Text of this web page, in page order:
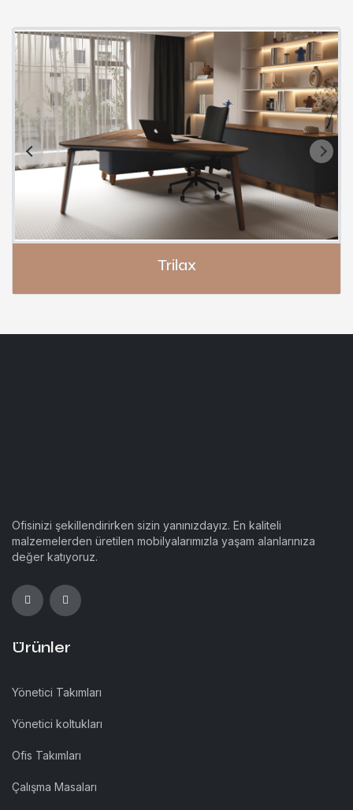
Trilax
Ofisinizi şekillendirirken sizin yanınızdayız. En kaliteli
malzemelerden üretilen mobilyalarımızla yaşam alanlarınıza
değer katıyoruz.
Ürünler
Yönetici Takımları
Yönetici koltukları
Ofis Takımları
Çalışma Masaları